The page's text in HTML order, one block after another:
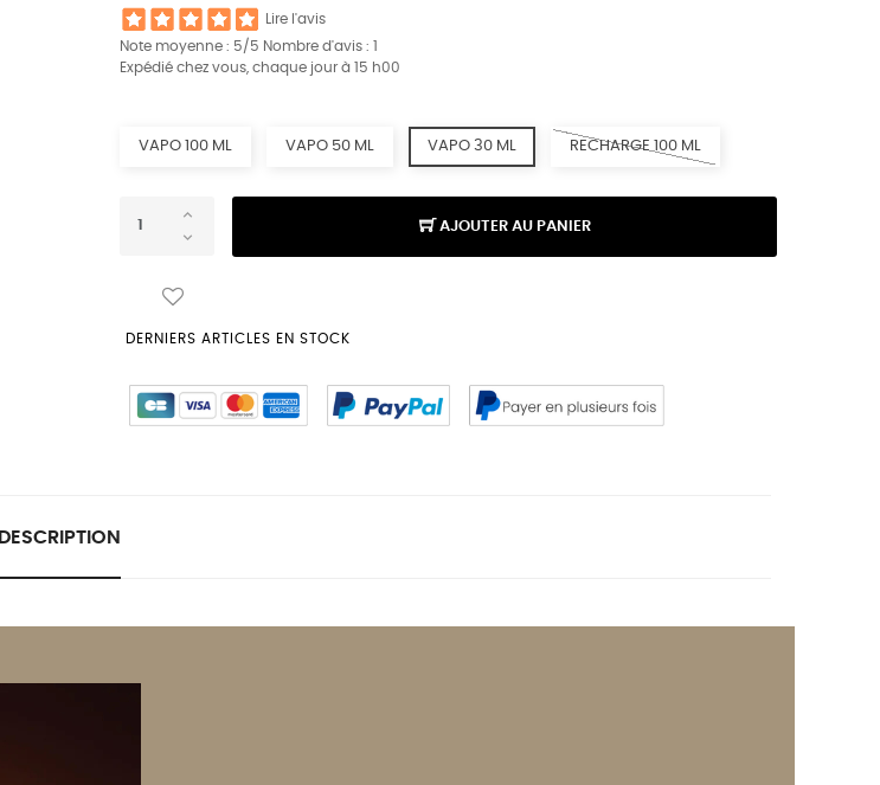
Lire l'avis
Note moyenne : 5/5 Nombre d'avis :
Expédié chez vous, chaque jour à 15 h00
VAPO 100 ML VAPO 50 ML VAPO 30 ML RECHARGE 100 ML
AJOUTER AU PANIER
DERNIERS ARTICLES EN STOCK
DESCRIPTION